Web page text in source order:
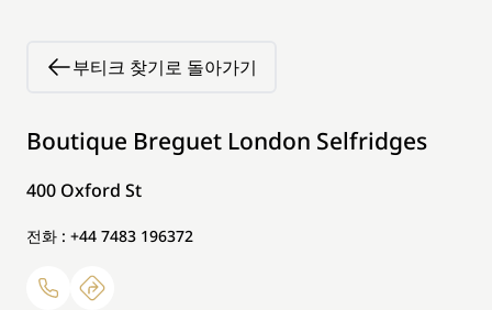
부티크 찾기로 돌아가기
Boutique Breguet London Selfridges
400 Oxford St
전화 : +44 7483 196372